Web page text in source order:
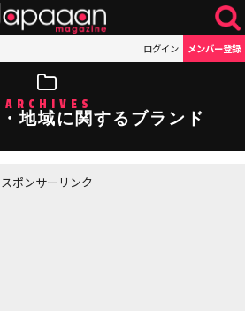
ログイン メンバー登録
ARCHIVES
地域に関するブランド
スポンサーリンク